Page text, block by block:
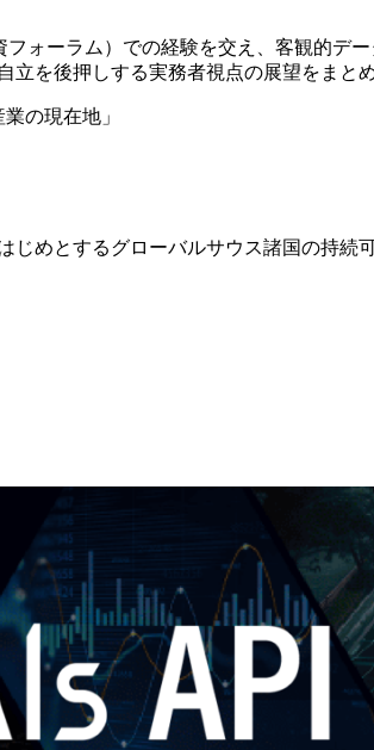
ォーラム）での経験を交え、客観的デ
立を後押しする実務者視点の展望をまと
の現在地」
めとするグローバルサウス諸国の持続